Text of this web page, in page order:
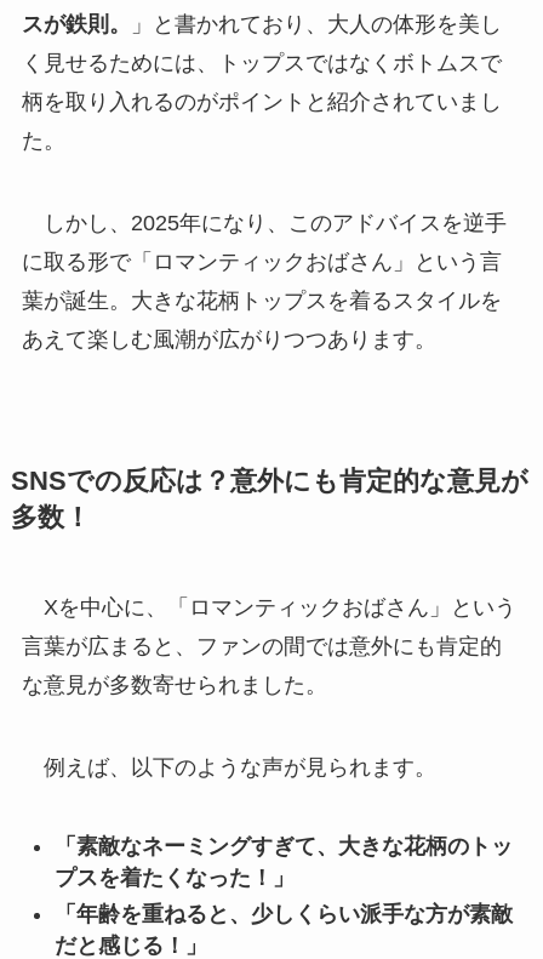
スが鉄則。
」と書かれており、大人の体形を美し
く見せるためには、トップスではなくボトムスで
柄を取り入れるのがポイントと紹介されていまし
た。
しかし、2025年になり、このアドバイスを逆手
に取る形で「ロマンティックおばさん」という言
葉が誕生。大きな花柄トップスを着るスタイルを
あえて楽しむ風潮が広がりつつあります。
SNSでの反応は？意外にも肯定的な意見が
多数！
Xを中心に、「ロマンティックおばさん」という
言葉が広まると、ファンの間では意外にも肯定的
な意見が多数寄せられました。
例えば、以下のような声が見られます。
「素敵なネーミングすぎて、大きな花柄のトッ
プスを着たくなった！」
「年齢を重ねると、少しくらい派手な方が素敵
だと感じる！」